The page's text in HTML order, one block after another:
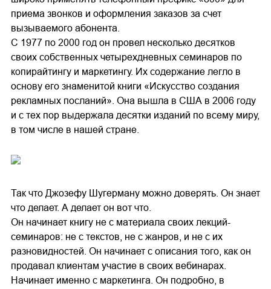
приема звонков и оформления заказов за счет
вызываемого абонента.
С 1977 по 2000 год он провел несколько десятков
своих собственных четырехдневных семинаров по
копирайтингу и маркетингу. Их содержание легло в
основу его знаменитой книги «Искусство создания
рекламных посланий». Она вышла в США в 2006 году
и с тех пор выдержала десятки изданий по всему миру,
в том числе в нашей стране.
Так что Джозефу Шугерману можно доверять. Он знает
что делает. А делает он вот что.
Он начинает книгу не с материала своих лекций-
семинаров: не с текстов, не с жанров, и не с их
разновидностей. Он начинает с описания того, как он
продавал клиентам участие в своих вебинарах.
Начинает именно с маркетинга. Он подробно, в